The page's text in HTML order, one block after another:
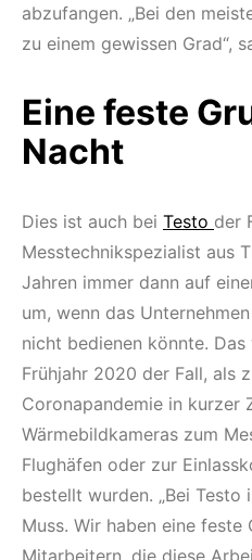
abzufangen. „Bei den
zu einem gewissen Grad“,
Eine feste
Nacht
Dies ist auch bei Testo der
Messtechnikspezialist aus
Jahren immer dann auf
um, wenn das
nicht bedienen könnte.
Frühjahr 2020 der Fall, als
Coronapandemie in kurzer
Wärmebildkameras zum
Flughäfen oder zur
bestellt wurden. „Bei
Muss. Wir haben eine
Mitarbeitern, die diese